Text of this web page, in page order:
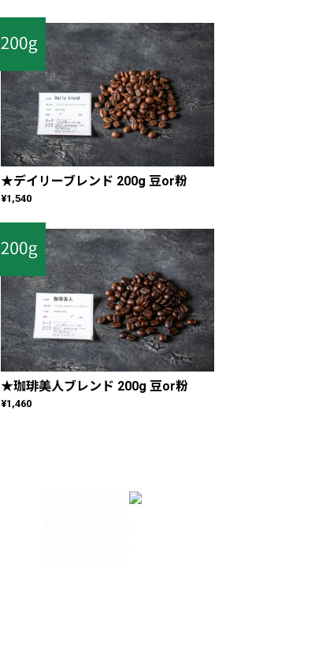
★デイリーブレンド 200g 豆or粉
¥1,540
★珈琲美人ブレンド 200g 豆or粉
¥1,460